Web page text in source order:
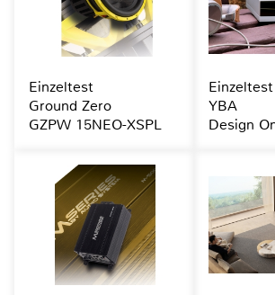
Einzeltest
Ground Zero
GZPW 15NEO-XSPL
Einzeltest
YBA
Design